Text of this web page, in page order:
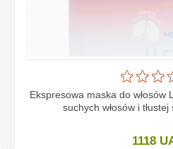
Ekspresowa maska do włosów
suchych włosów i
1118